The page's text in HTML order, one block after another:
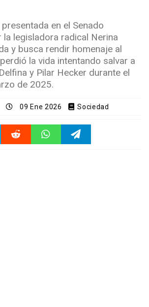
en el Senado
la legisladora radical Nerina
y busca rendir homenaje al
la vida intentando salvar a
y Pilar Hecker durante el
de 2025.
09 Ene 2026 Sociedad